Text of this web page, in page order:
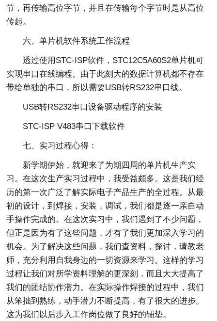
节，再传输高位字节，并且在传输每个字节时是从高位
传起。
六、单片机软件系统工作流程
透过使用STC-ISP软件，STC12C5A60S2单片机可
实现串口在线编程。由于此刻大的数据计算机都不存在
带给单独的串口，所以需要USB转RS232串口线。
USB转RS232串口设备驱动程序的安装
STC-ISP V483串口下载软件
七、实习过程心得：
新学期伊始，就迎来了为期四周的单片机生产实
习。在这次生产实习过程中，我受益颇多。这是我们经
历的第一次广泛了解实际电子产品生产的全过程。从最
初的设计，到焊接，安装，调试，我们都是逐一亲自动
手操作完成的。在这次实习中，我们遇到了不少问题，
但正是因为有了这些问题，才有了我们更加深入学习的
机会。为了解决这些问题，我们查资料，探讨，请教老
师，充分利用自我身边的一切资源来学习。这样的学习
过程让我们对所学资料理解的更深刻，而且大大提高了
我们的团结协作潜力。在实际操作焊接的过程中，我们
从笨拙到熟练，动手潜力不断提高，有了很大的进步。
这为我们以后步入工作岗位做了良好的铺垫。